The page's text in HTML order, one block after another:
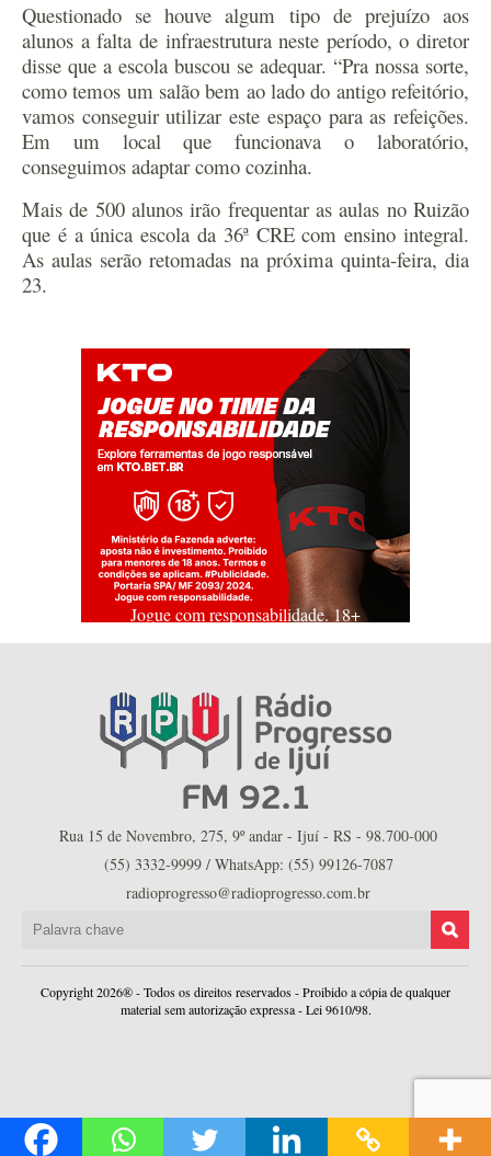
Questionado se houve algum tipo de prejuízo aos
alunos a falta de infraestrutura neste período, o diretor
disse que a escola buscou se adequar. “Pra nossa sorte,
como temos um salão bem ao lado do antigo refeitório,
vamos conseguir utilizar este espaço para as refeições.
Em um local que funcionava o laboratório,
conseguimos adaptar como cozinha.
Mais de 500 alunos irão frequentar as aulas no Ruizão
que é a única escola da 36ª CRE com ensino integral.
As aulas serão retomadas na próxima quinta-feira, dia
23.
Jogue com responsabilidade. 18+
Rua 15 de Novembro, 275, 9º andar - Ijuí - RS - 98.700-000
(55) 3332-9999 / WhatsApp: (55) 99126-7087
radioprogresso@radioprogresso.com.br
Copyright 2026® - Todos os direitos reservados - Proibido a cópia de qualquer
material sem autorização expressa - Lei 9610/98.